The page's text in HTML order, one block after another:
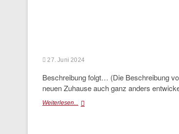
27. Juni 2024
Beschreibung folgt… (Die Beschreibung
neuen Zuhause auch ganz anders
Weiterlesen... Oleander